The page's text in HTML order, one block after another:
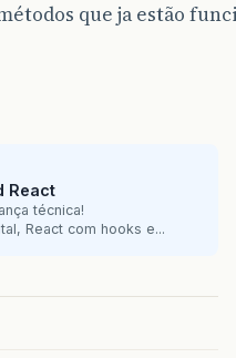
(){
i <13;i++
fiscalDao.
.
que ja estão
React
técnica!
React com hooks e...